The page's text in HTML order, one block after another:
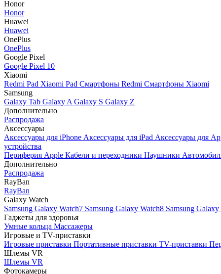
Honor
Honor
Huawei
Huawei
OnePlus
OnePlus
Google Pixel
Google Pixel 10
Xiaomi
Redmi Pad Xiaomi Pad Смартфоны Redmi Смартфоны Xiaomi
Samsung
Galaxy Tab Galaxy A Galaxy S Galaxy Z
Дополнительно
Распродажа
Аксессуары
Аксессуары для iPhone Аксессуары для iPad Аксессуары для
устройства
Периферия Apple Кабели и переходники Наушники
Дополнительно
Распродажа
RayBan
RayBan
Galaxy Watch
Samsung Galaxy Watch7 Samsung Galaxy Watch8 Samsung
Гаджеты для здоровья
Умные кольца Массажеры
Игровые и TV-приставки
Игровые приставки Портативные приставки TV-приставки
Шлемы VR
Шлемы VR
Фотокамеры